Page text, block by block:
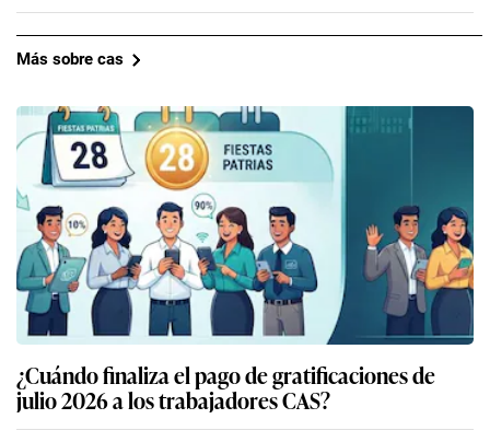
Más sobre cas
¿Cuándo finaliza el pago de gratificaciones de
julio 2026 a los trabajadores CAS?